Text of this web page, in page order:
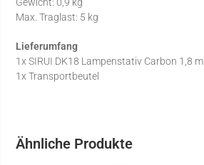
Max. Traglast: 5 kg
Lieferumfang
1x SIRUI DK18 Lampenstativ Carbon 1,8 m
1x Transportbeutel
Ähnliche Produkte